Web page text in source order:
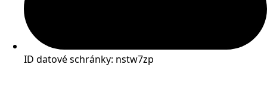
ID datové schránky: nstw7zp